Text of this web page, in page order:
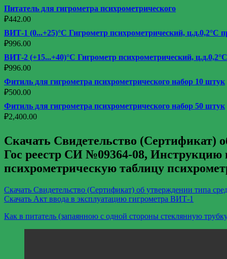
Питатель для гигрометра психрометрического
₽442.00
ВИТ-1 (0...+25)°С Гигрометр психрометрический, ц.д.0,2°С
₽996.00
ВИТ-2 (+15...+40)°С Гигрометр психрометрический,
₽996.00
Фитиль для гигрометра психрометрического набор 10 штук
₽500.00
Фитиль для гигрометра психрометрического набор 50 штук
₽2,400.00
Скачать Свидетельство (Сертификат)
Гос реестр СИ №09364-08, Инструкцию
психрометрическую таблицу
Скачать Свидетельство (Сертификат) об утверждении типа
Скачать Акт ввода в эксплуатацию гигрометра ВИТ-1
Как в питатель (запаянною с одной стороны стеклянную